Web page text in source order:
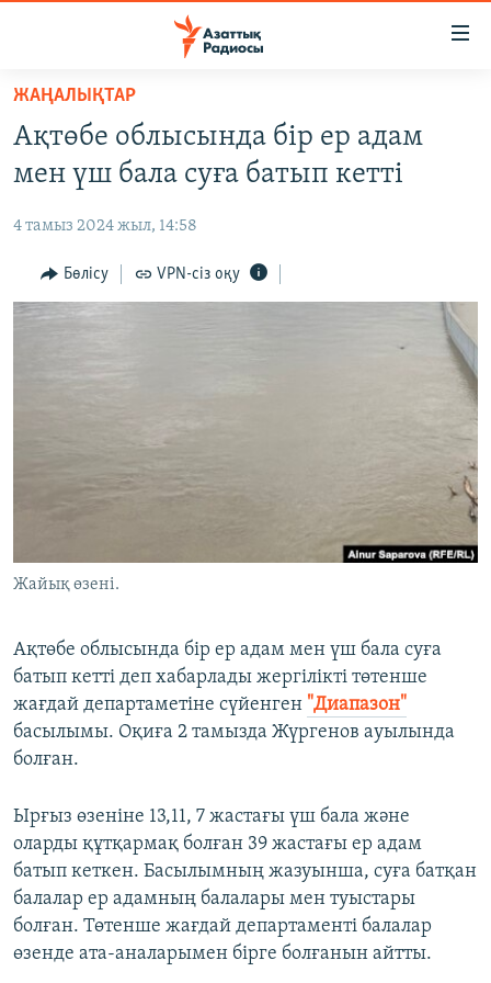
Skip
main
content
to
Navigation
Skip
ЖАҢАЛЫҚТАР
САЯСАТ
AZATTYQTV
ҚАҢТАР ОҚИҒАСЫ
АДАМ ҚҰҚЫҚТАРЫ
ӘЛЕУМЕТ
ЖАҢАЛЫҚТАР
Ақтөбе облысында бір ер адам
мен үш бала суға батып кетті
4 тамыз 2024 жыл, 14:58
Бөлісу VPN-сіз оқу
Жайық өзені.
Ақтөбе облысында бір ер адам мен үш бала суға
батып кетті деп хабарлады жергілікті төтенше
жағдай департаметіне сүйенген "Диапазон"
басылымы. Оқиға 2 тамызда Жүргенов ауылында
болған.
Ырғыз өзеніне 13,11, 7 жастағы үш бала және
оларды құтқармақ болған 39 жастағы ер адам
батып кеткен. Басылымның жазуынша, суға батқан
балалар ер адамның балалары мен туыстары
болған. Төтенше жағдай департаменті балалар
өзенде ата-аналарымен бірге болғанын айтты.